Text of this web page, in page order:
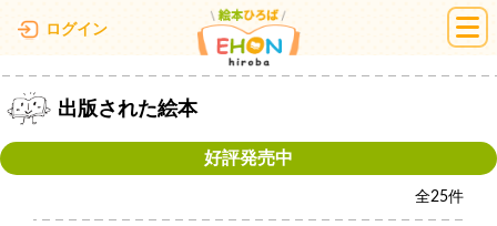
ログイン 絵本ひろば
出版された絵本
好評発売中
全25件